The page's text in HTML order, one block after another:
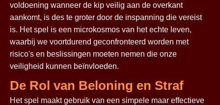
voldoening wanneer de kip veilig aan de overkant
aankomt, is des te groter door de inspanning die vereist
is. Het spel is een microkosmos van het echte leven,
waarbij we voortdurend geconfronteerd worden met
risico's en beslissingen moeten nemen die onze
veiligheid kunnen beïnvloeden.
De Rol van Beloning en Straf
Het spel maakt gebruik van een simpele maar effectieve